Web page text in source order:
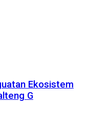
Ekosistem
G